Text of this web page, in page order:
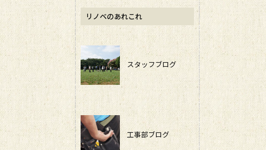
リノベのあれこれ
スタッフブログ
工事部ブログ